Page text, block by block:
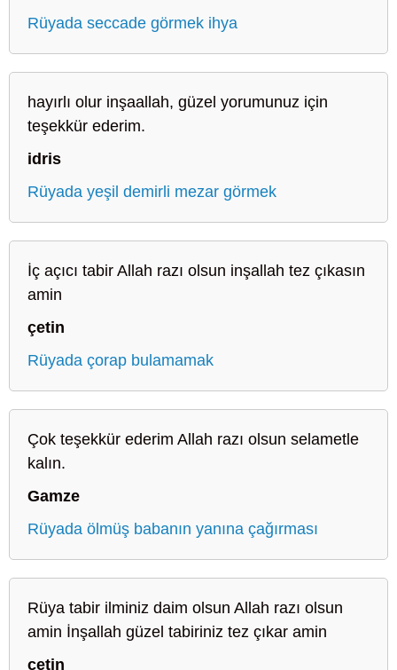
Rüyada seccade görmek ihya
hayırlı olur inşaallah, güzel yorumunuz için
teşekkür ederim.
idris
Rüyada yeşil demirli mezar görmek
İç açıcı tabir Allah razı olsun inşallah tez çıkasın
amin
çetin
Rüyada çorap bulamamak
Çok teşekkür ederim Allah razı olsun selametle
kalın.
Gamze
Rüyada ölmüş babanın yanına çağırması
Rüya tabir ilminiz daim olsun Allah razı olsun
amin İnşallah güzel tabiriniz tez çıkar amin
çetin